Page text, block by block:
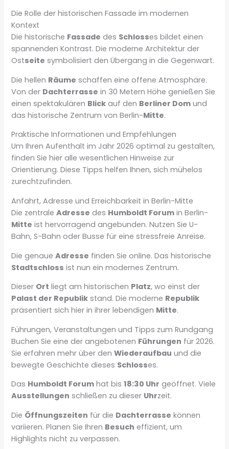
Die Rolle der historischen Fassade im modernen
Kontext
Die historische Fassade des Schlosses bildet einen
spannenden Kontrast. Die moderne Architektur der
Ostseite symbolisiert den Übergang in die Gegenwart.
Die hellen Räume schaffen eine offene Atmosphäre.
Von der Dachterrasse in 30 Metern Höhe genießen Sie
einen spektakulären Blick auf den Berliner Dom und
das historische Zentrum von Berlin-Mitte.
Praktische Informationen und Empfehlungen
Um Ihren Aufenthalt im Jahr 2026 optimal zu gestalten,
finden Sie hier alle wesentlichen Hinweise zur
Orientierung. Diese Tipps helfen Ihnen, sich mühelos
zurechtzufinden.
Anfahrt, Adresse und Erreichbarkeit in Berlin-Mitte
Die zentraleAdresse des Humboldt Forum in Berlin-
Mitte ist hervorragend angebunden. Nutzen Sie U-
Bahn, S-Bahn oder Busse für eine stressfreie Anreise.
Die genaueAdresse finden Sie online. Das historische
Stadtschloss ist nun ein modernes Zentrum.
Dieser Ort liegt am historischen Platz, wo einst der
Palast der Republik stand. Die moderne Republik
präsentiert sich hier in ihrer lebendigen Mitte.
Führungen, Veranstaltungen und Tipps zum Rundgang
Buchen Sie eine der angebotenen Führungen für 2026.
Sie erfahren mehr über denWiederaufbau und die
bewegte Geschichte dieses Schlosses.
Das Humboldt Forum hat bis18:30 Uhr geöffnet. Viele
Ausstellungen schließen zu dieser Uhrzeit.
Die Öffnungszeiten für die Dachterrasse können
variieren. Planen Sie Ihren Besuch effizient, um
Highlights nicht zu verpassen.